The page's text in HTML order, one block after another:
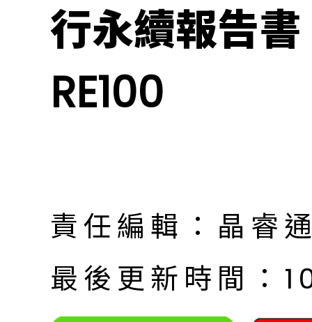
行永續報告
RE100
責任編輯：晶睿
最後更新時間